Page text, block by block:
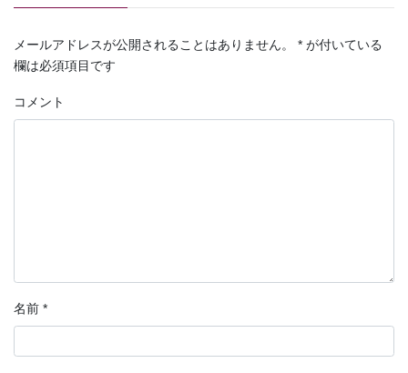
メールアドレスが公開されることはありません。 * が付いている
欄は必須項目です
コメント
名前 *